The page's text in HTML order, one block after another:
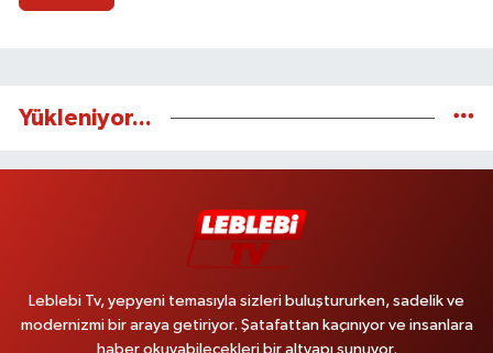
Yükleniyor...
Leblebi Tv, yepyeni temasıyla sizleri buluştururken, sadelik ve
modernizmi bir araya getiriyor. Şatafattan kaçınıyor ve insanlara
haber okuyabilecekleri bir altyapı sunuyor.